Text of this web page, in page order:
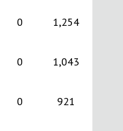
0 1,254
0 1,043
0 921